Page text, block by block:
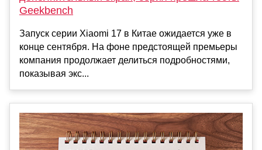
Geekbench
Запуск серии Xiaomi 17 в Китае ожидается уже в
конце сентября. На фоне предстоящей премьеры
компания продолжает делиться подробностями,
показывая экс...